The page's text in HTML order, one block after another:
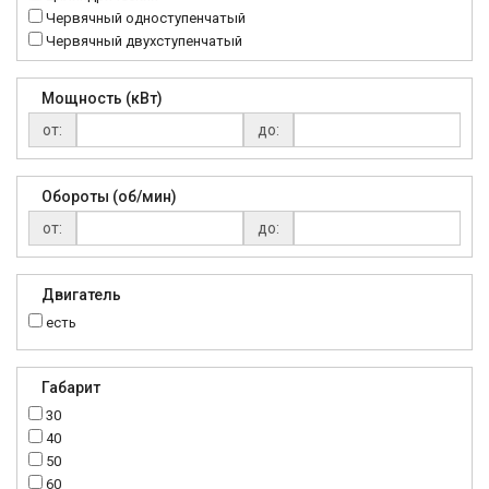
Червячный одноступенчатый
Червячный двухступенчатый
Мощность (кВт)
от:
до:
Обороты (об/мин)
от:
до:
Двигатель
есть
Габарит
30
40
50
60